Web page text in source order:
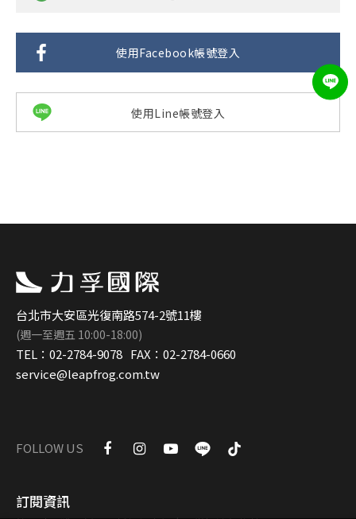
使用Facebook帳號登入
使用Line帳號登入
訂閱資訊
台北市大安區光復南路574-2號11樓
(週一至週五 10:00-18:00)
TEL： 02-2784-9078 FAX： 02-2784-0660
service@leapfrog.com.tw
FOLLOW US